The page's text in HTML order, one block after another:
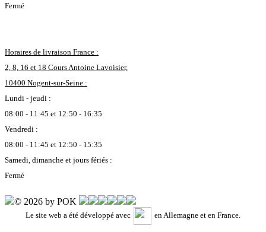
Fermé
Horaires de livraison France :
2, 8, 16 et 18 Cours Antoine Lavoisier,
10400 Nogent-sur-Seine :
Lundi - jeudi :
08:00 - 11:45 et 12:50 - 16:35
Vendredi :
08:00 - 11:45 et 12:50 - 15:35
Samedi, dimanche et jours fériés :
Fermé
© 2026 by POK
Le site web a été développé avec en Allemagne et en France.